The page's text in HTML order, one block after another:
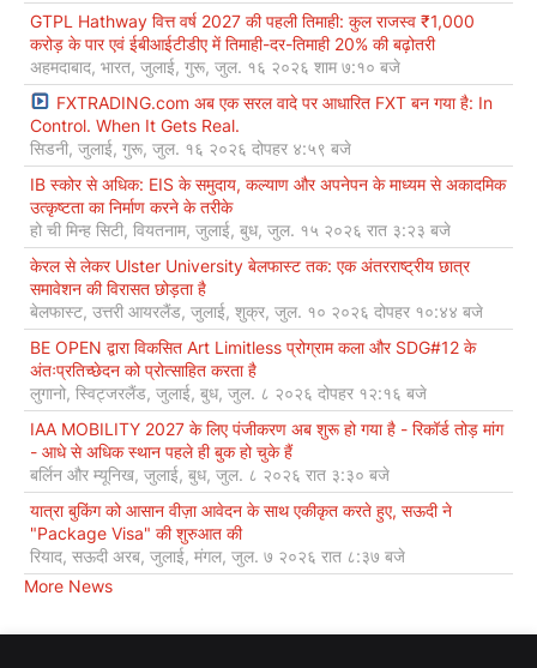
GTPL Hathway वित्त वर्ष 2027 की पहली तिमाही: कुल राजस्व ₹1,000
करोड़ के पार एवं ईबीआईटीडीए में तिमाही-दर-तिमाही 20% की बढ़ोतरी
अहमदाबाद, भारत, जुलाई, गुरू, जुल. १६ २०२६ शाम ७:१० बजे
FXTRADING.com अब एक सरल वादे पर आधारित FXT बन गया है: In
Control. When It Gets Real.
सिडनी, जुलाई, गुरू, जुल. १६ २०२६ दोपहर ४:५९ बजे
IB स्कोर से अधिक: EIS के समुदाय, कल्याण और अपनेपन के माध्यम से अकादमिक
उत्कृष्टता का निर्माण करने के तरीके
हो ची मिन्ह सिटी, वियतनाम, जुलाई, बुध, जुल. १५ २०२६ रात ३:२३ बजे
केरल से लेकर Ulster University बेलफास्ट तक: एक अंतरराष्ट्रीय छात्र
समावेशन की विरासत छोड़ता है
बेलफास्ट, उत्तरी आयरलैंड, जुलाई, शुक्र, जुल. १० २०२६ दोपहर १०:४४ बजे
BE OPEN द्वारा विकसित Art Limitless प्रोग्राम कला और SDG#12 के
अंतःप्रतिच्छेदन को प्रोत्साहित करता है
लुगानो, स्विट्जरलैंड, जुलाई, बुध, जुल. ८ २०२६ दोपहर १२:१६ बजे
IAA MOBILITY 2027 के लिए पंजीकरण अब शुरू हो गया है - रिकॉर्ड तोड़ मांग
- आधे से अधिक स्थान पहले ही बुक हो चुके हैं
बर्लिन और म्यूनिख, जुलाई, बुध, जुल. ८ २०२६ रात ३:३० बजे
यात्रा बुकिंग को आसान वीज़ा आवेदन के साथ एकीकृत करते हुए, सऊदी ने
"Package Visa" की शुरुआत की
रियाद, सऊदी अरब, जुलाई, मंगल, जुल. ७ २०२६ रात ८:३७ बजे
More News